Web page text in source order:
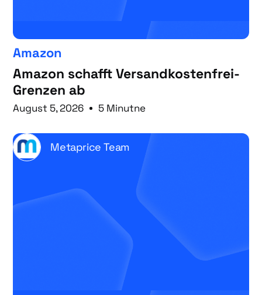
Amazon
Amazon schafft Versandkostenfrei-
Grenzen ab
August 5, 2026 5 Minutne
Metaprice Team